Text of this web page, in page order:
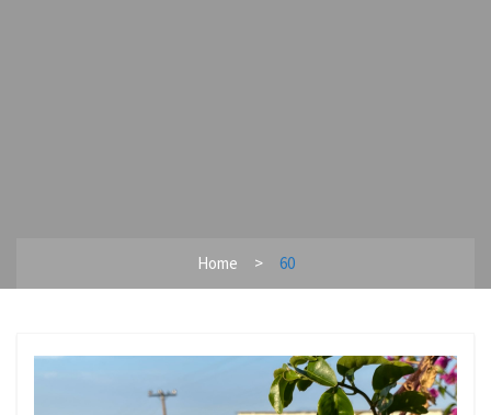
Home 60